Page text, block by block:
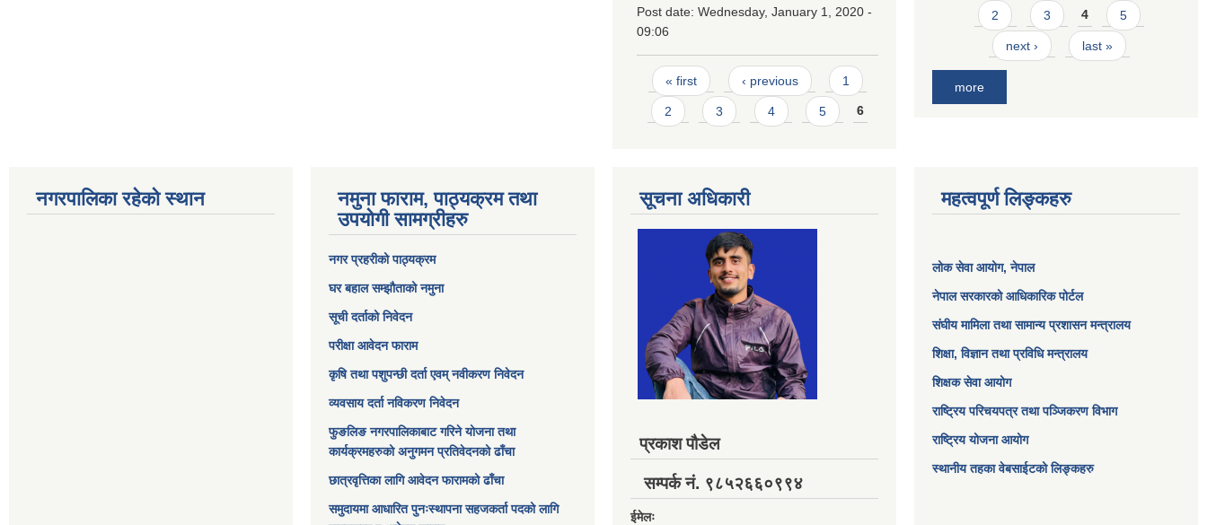
Post date: Wednesday, January 1, 2020 -
09:06
Pages
« first ‹ previous 1
2 3 4 5 6
2 3 4 5
next › last »
more
नगरपालिका रहेको स्थान
नमुना फाराम, पाठ्यक्रम तथा
उपयोगी सामग्रीहरु
नगर प्रहरीको पाठ्यक्रम
घर बहाल सम्झौताको नमुना
सूची दर्ताको निवेदन
परीक्षा आवेदन फाराम
कृषि तथा पशुपन्छी दर्ता एवम् नवीकरण निवेदन
व्यवसाय दर्ता नविकरण निवेदन
फुङलिङ नगरपालिकाबाट गरिने योजना तथा
कार्यक्रमहरुको अनुगमन प्रतिवेदनको ढाँचा
छात्रवृत्तिका लागि आवेदन फारामको ढाँचा
समुदायमा आधारित पुनःस्थापना सहजकर्ता पदको लागि
सूचना अधिकारी
प्रकाश पौडेल
सम्पर्क नं. ९८५२६६०९९४
ईमेलः
महत्वपूर्ण लिङ्कहरु
लोक सेवा आयोग, नेपाल
नेपाल सरकारको आधिकारिक पोर्टल
संघीय मामिला तथा सामान्य प्रशासन मन्त्रालय
शिक्षा, विज्ञान तथा प्रविधि मन्त्रालय
शिक्षक सेवा आयोग
राष्ट्रिय परिचयपत्र तथा पञ्जिकरण विभाग
राष्ट्रिय योजना आयोग
स्थानीय तहका वेबसाईटको लिङ्कहरु